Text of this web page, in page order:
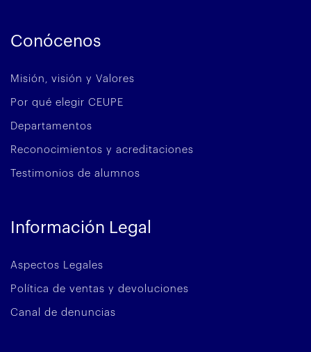
Conócenos
Misión, visión y Valores
Por qué elegir CEUPE
Departamentos
Reconocimientos y acreditaciones
Testimonios de alumnos
Información Legal
Aspectos Legales
Política de ventas y devoluciones
Canal de denuncias